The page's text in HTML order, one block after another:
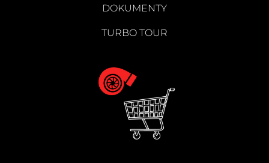
DOKUMENTY
TURBO TOUR